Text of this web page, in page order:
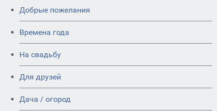
Добрые пожелания
Времена года
На свадьбу
Для друзей
Дача / огород